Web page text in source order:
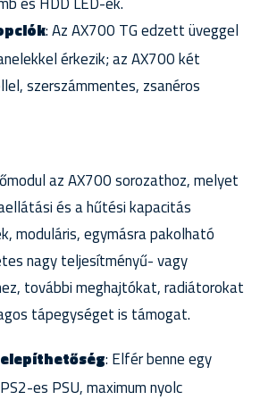
: Az AX700 TG edzett üveggel
érkezik; az AX700 két
szerszámmentes, zsanéros
az AX700 sorozathoz, melyet
és a hűtési kapacitás
moduláris, egymásra pakolható
nagy teljesítményű- vagy
további meghajtókat, radiátorokat
tápegységet is támogat.
: Elfér benne egy
es PSU, maximum nyolc